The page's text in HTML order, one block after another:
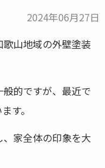
2024年06月27日
山地域の外壁塗装
的ですが、最近で
す。
家全体の印象を大